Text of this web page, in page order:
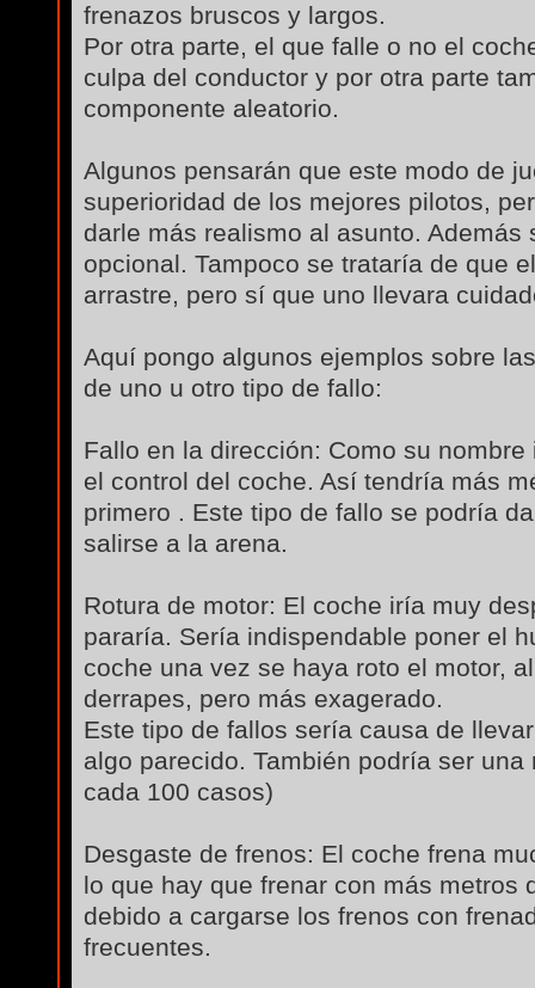
frenazos bruscos y largos.
Por otra parte, el que falle o no el
culpa del conductor y por otra parte
componente aleatorio.
Algunos pensarán que este modo de
superioridad de los mejores pilotos,
darle más realismo al asunto. Además
opcional. Tampoco se trataría de que
arrastre, pero sí que uno llevara
Aquí pongo algunos ejemplos sobre
de uno u otro tipo de fallo:
Fallo en la dirección: Como su
el control del coche. Así tendría más
primero . Este tipo de fallo se podría
salirse a la arena.
Rotura de motor: El coche iría muy
pararía. Sería indispendable poner el
coche una vez se haya roto el motor,
derrapes, pero más exagerado.
Este tipo de fallos sería causa de
algo parecido. También podría ser
cada 100 casos)
Desgaste de frenos: El coche frena
lo que hay que frenar con más metros
debido a cargarse los frenos con
frecuentes.